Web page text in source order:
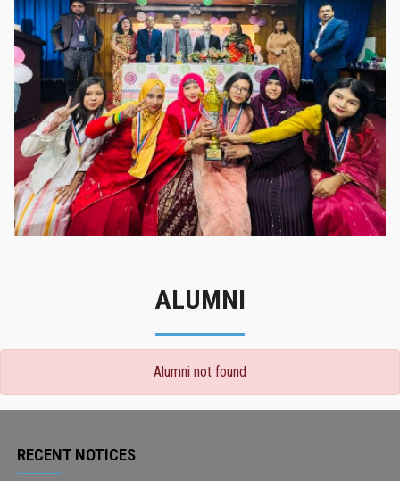
গৌরবের মুহূর্ত
গৌরবের মুহূর্ত
ALUMNI
Alumni not found
RECENT NOTICES